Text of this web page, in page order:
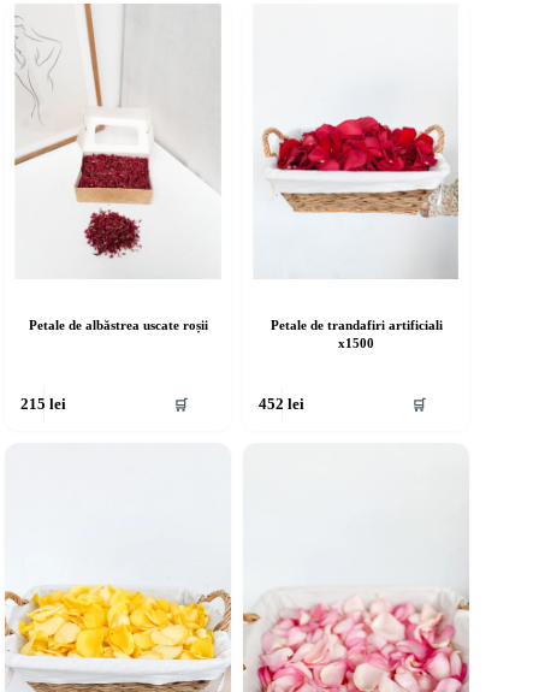
Petale de albăstrea uscate roșii
215lei 🛒
Petale de trandafiri artificiali
x1500
452lei 🛒